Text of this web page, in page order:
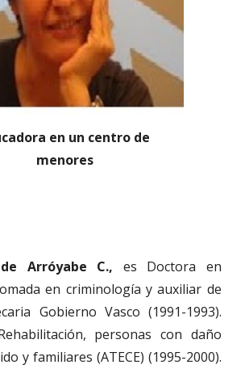
en un centro de
menores
Arróyabe C., es
Doctora en
en criminología y auxiliar de
Gobierno Vasco (1991-1993).
personas con daño
y familiares (ATECE) (1995-2000).